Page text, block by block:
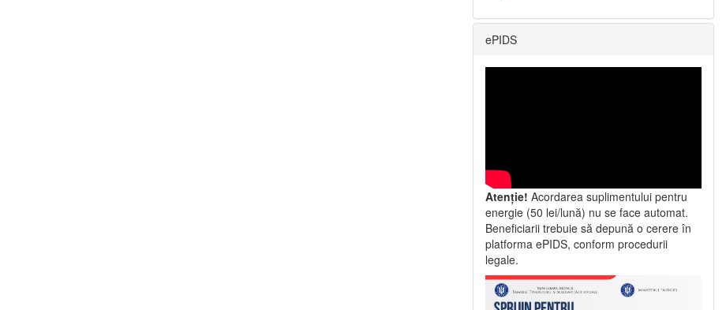
ePIDS
Atenție! Acordarea suplimentului pentru
energie (50 lei/lună) nu se face automat.
Beneficiarii trebuie să depună o cerere în
platforma ePIDS, conform procedurii
legale.